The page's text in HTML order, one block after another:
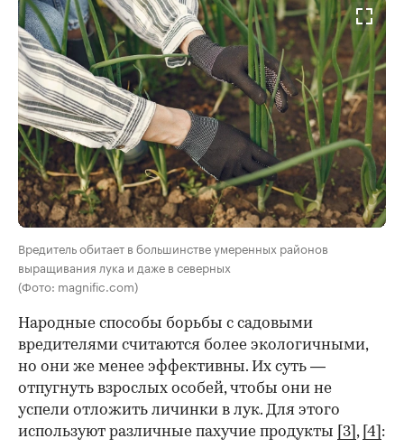
Вредитель обитает в большинстве умеренных районов
выращивания лука и даже в северных
(Фото: magnific.com)
Народные способы борьбы с садовыми
вредителями считаются более экологичными,
но они же менее эффективны. Их суть —
отпугнуть взрослых особей, чтобы они не
успели отложить личинки в лук. Для этого
используют различные пахучие продукты
[3] , [4] :